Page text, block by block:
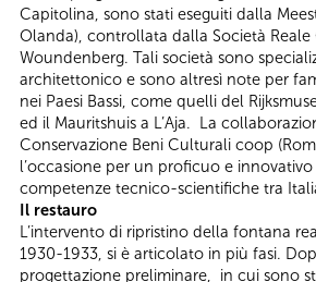
Capitolina, sono stati eseguiti dalla
Olanda), controllata dalla Società Reale
Woundenberg. Tali società sono
architettonico e sono altresì note per
nei Paesi Bassi, come quelli del
ed il Mauritshuis a L’Aja. La
Conservazione Beni Culturali coop
l’occasione per un proficuo e
competenze tecnico-scientifiche tra
Il restauro
L’intervento di ripristino della fontana
1930-1933, si è articolato in più fasi.
progettazione preliminare, in cui sono